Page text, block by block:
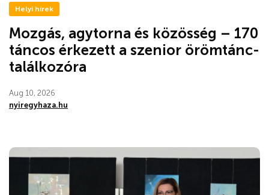
Helyi hírek
Mozgás, agytorna és közösség – 170
táncos érkezett a szenior örömtánc-
találkozóra
Aug 10, 2026
nyiregyhaza.hu